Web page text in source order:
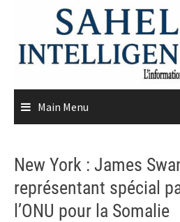
content
Main Menu
New York : James
représentant spécial
l’ONU pour la Somalie